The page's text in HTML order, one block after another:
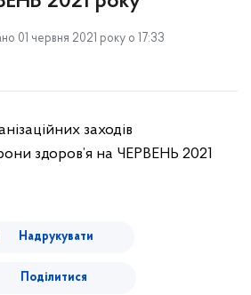
01 червня 2021 року о 17:33
заходів
здоров’я на ЧЕРВЕНЬ 2021
Надрукувати
Поділитися